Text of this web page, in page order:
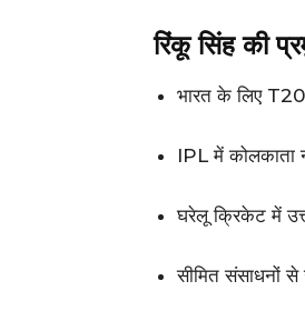
रिंकू सिंह की
भारत के लिए
IPL में कोलकाता
घरेलू क्रिकेट में
सीमित संसाधनों से